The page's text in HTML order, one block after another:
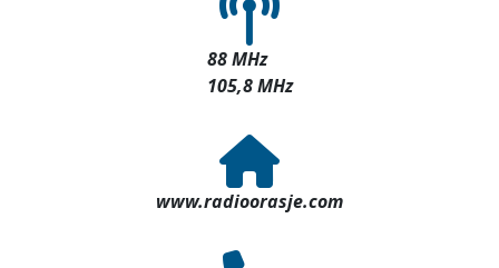
88 MHz
105,8 MHz
www.radioorasje.com